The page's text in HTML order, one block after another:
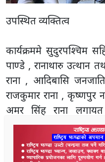
उपस्थित व्यक्तित्व
कार्यक्रममे सुदुरपश्चिम
पाण्डे , रानाथारु उत्थान
राना , आदिबासि
राजकुमार राना , कृष्णपुर
अमर सिंह राना लगायत
सहभागिता रहए ।
तथा संविधान सभासदस्य
रहए और कार्यक्रममे